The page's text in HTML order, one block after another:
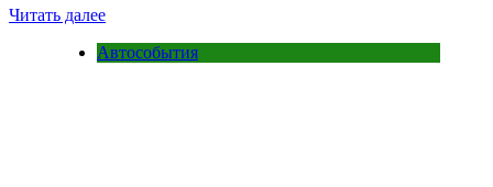
Читать далее
Автособытия